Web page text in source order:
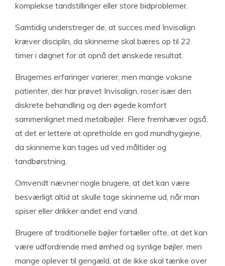
komplekse tandstillinger eller store bidproblemer.
Samtidig understreger de, at succes med Invisalign
kræver disciplin, da skinnerne skal bæres op til 22
timer i døgnet for at opnå det ønskede resultat.
Brugernes erfaringer varierer, men mange voksne
patienter, der har prøvet Invisalign, roser især den
diskrete behandling og den øgede komfort
sammenlignet med metalbøjler. Flere fremhæver også,
at det er lettere at opretholde en god mundhygiejne,
da skinnerne kan tages ud ved måltider og
tandbørstning.
Omvendt nævner nogle brugere, at det kan være
besværligt altid at skulle tage skinnerne ud, når man
spiser eller drikker andet end vand.
Brugere af traditionelle bøjler fortæller ofte, at det kan
være udfordrende med ømhed og synlige bøjler, men
mange oplever til gengæld, at de ikke skal tænke over